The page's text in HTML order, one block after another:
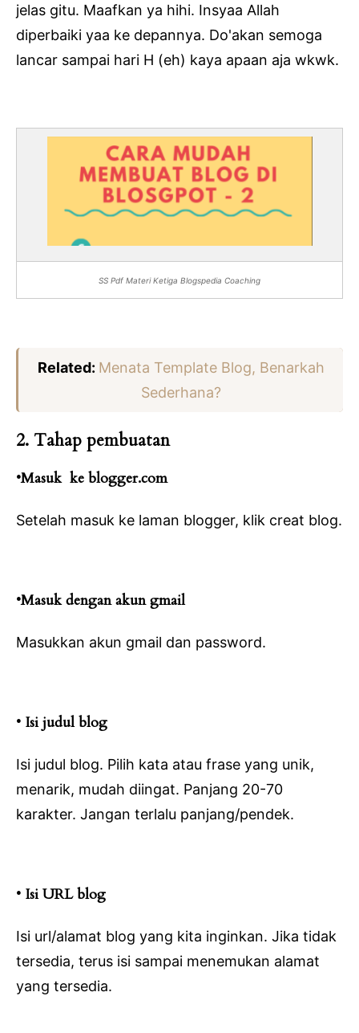
jelas gitu. Maafkan ya hihi. Insyaa Allah
diperbaiki yaa ke depannya. Do'akan semoga
lancar sampai hari H (eh) kaya apaan aja wkwk.
SS Pdf Materi Ketiga Blogspedia Coaching
Related: Menata Template Blog, Benarkah
Sederhana?
2. Tahap pembuatan
•Masuk ke blogger.com
Setelah masuk ke laman blogger, klik creat blog.
•Masuk dengan akun gmail
Masukkan akun gmail dan password.
• Isi judul blog
Isi judul blog. Pilih kata atau frase yang unik,
menarik, mudah diingat. Panjang 20-70
karakter. Jangan terlalu panjang/pendek.
• Isi URL blog
Isi url/alamat blog yang kita inginkan. Jika tidak
tersedia, terus isi sampai menemukan alamat
yang tersedia.